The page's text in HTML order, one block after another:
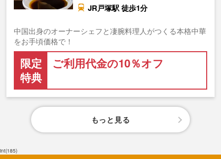
JR戸塚駅 徒歩1分
中国出身のオーナーシェフと凄腕料理人がつくる本格中華
をお手頃価格で！
限定
特典
ご利用代金の10％オフ
もっと見る
int(185)